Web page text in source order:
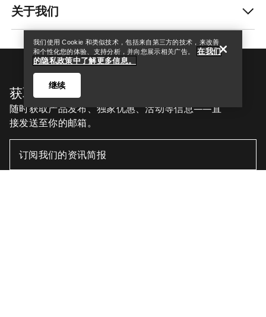
查找店铺 Help
关于我们
获取每周更新的探险故事
随时获取产品发布、独家优惠、活动等信息——直
接发送至你的邮箱。
我们使用 Cookie 和类似技术，包括来自第三方的技术，来改善
和个性化您的体验、支持分析，并向您展示相关广告。
在我们
的隐私政策中了解更多信息。
继续